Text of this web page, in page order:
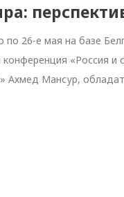
26-е мая на базе
«Россия
Ахмед Мансур,